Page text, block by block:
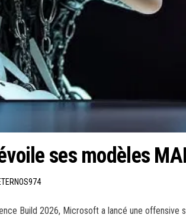
ses modèles
Build 2026, Microsoft a lancé une